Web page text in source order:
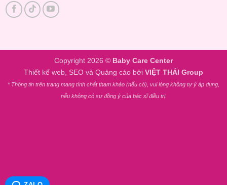
Copyright 2026 © Baby Care Center
Thiết kế web, SEO và Quảng cáo bởi VIỆT THÁI Group
* Thông tin trên trang mang tính chất tham khảo (nếu có), vui lòng không tự ý áp dụng,
nếu không có sự đồng ý của bác sĩ điều trị.